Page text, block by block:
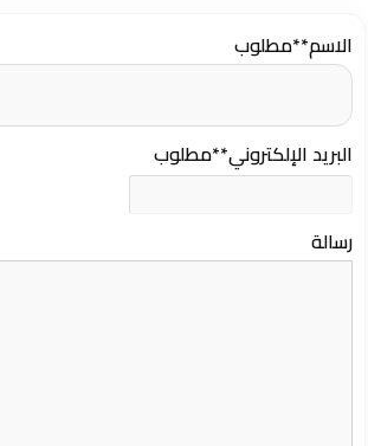
الاسم**مطلوب
البريد الإلكتروني**مطلوب
رسالة